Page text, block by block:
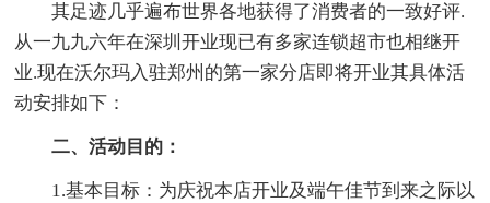
其足迹几乎遍布世界各地获得了消费者的一致好评.
从一九九六年在深圳开业现已有多家连锁超市也相继开
业.现在沃尔玛入驻郑州的第一家分店即将开业其具体活
动安排如下：
二、活动目的：
1.基本目标：为庆祝本店开业及端午佳节到来之际以